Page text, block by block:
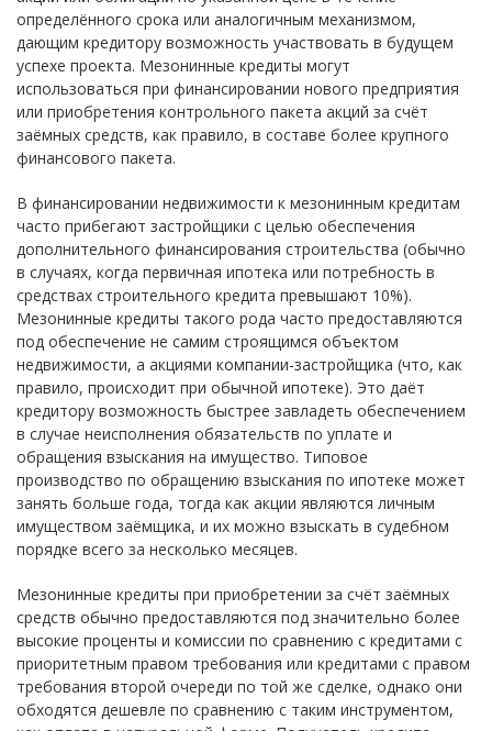
определённого срока или аналогичным механизмом,
дающим кредитору возможность участвовать в будущем
успехе проекта. Мезонинные кредиты могут
использоваться при финансировании нового предприятия
или приобретения контрольного пакета акций за счёт
заёмных средств, как правило, в составе более крупного
финансового пакета.
В финансировании недвижимости к мезонинным кредитам
часто прибегают застройщики с целью обеспечения
дополнительного финансирования строительства (обычно
в случаях, когда первичная ипотека или потребность в
средствах строительного кредита превышают 10%).
Мезонинные кредиты такого рода часто предоставляются
под обеспечение не самим строящимся объектом
недвижимости, а акциями компании-застройщика (что, как
правило, происходит при обычной ипотеке). Это даёт
кредитору возможность быстрее завладеть обеспечением
в случае неисполнения обязательств по уплате и
обращения взыскания на имущество. Типовое
производство по обращению взыскания по ипотеке может
занять больше года, тогда как акции являются личным
имуществом заёмщика, и их можно взыскать в судебном
порядке всего за несколько месяцев.
Мезонинные кредиты при приобретении за счёт заёмных
средств обычно предоставляются под значительно более
высокие проценты и комиссии по сравнению с кредитами с
приоритетным правом требования или кредитами с правом
требования второй очереди по той же сделке, однако они
обходятся дешевле по сравнению с таким инструментом,